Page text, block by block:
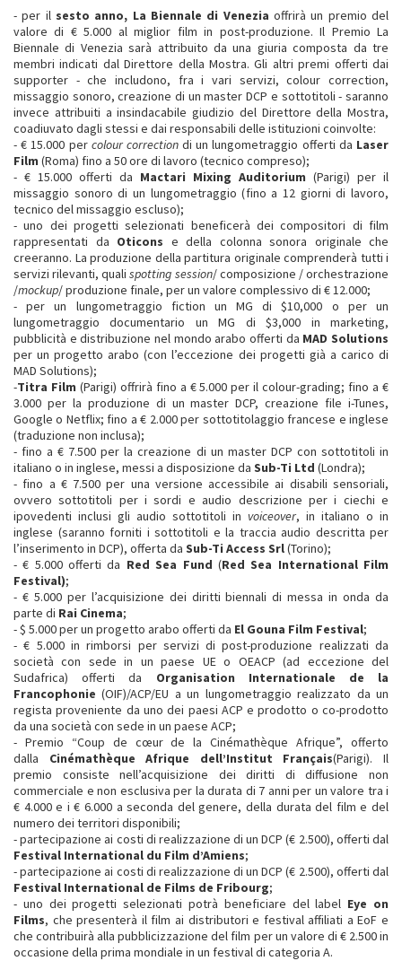
- per il sesto anno, La Biennale di Venezia offrirà un premio del
valore di € 5.000 al miglior film in post-produzione. Il Premio La
Biennale di Venezia sarà attribuito da una giuria composta da tre
membri indicati dal Direttore della Mostra. Gli altri premi offerti dai
supporter - che includono, fra i vari servizi, colour correction,
missaggio sonoro, creazione di un master DCP e sottotitoli - saranno
invece attribuiti a insindacabile giudizio del Direttore della Mostra,
coadiuvato dagli stessi e dai responsabili delle istituzioni coinvolte:
- € 15.000 per colour correctiondi un lungometraggio offerti da Laser
Film (Roma) fino a 50 ore di lavoro (tecnico compreso);
- € 15.000 offerti da Mactari Mixing Auditorium (Parigi) per il
missaggio sonoro di un lungometraggio (fino a 12 giorni di lavoro,
tecnico del missaggio escluso);
- uno dei progetti selezionati beneficerà dei compositori di film
rappresentati da Oticons e della colonna sonora originale che
creeranno. La produzione della partitura originale comprenderà tutti i
servizi rilevanti, qualispotting session/ composizione / orchestrazione
/mockup/ produzione finale, per un valore complessivo di € 12.000;
- per un lungometraggio fiction un MG di $10,000 o per un
lungometraggio documentario un MG di $3,000 in marketing,
pubblicità e distribuzione nel mondo arabo offerti da MAD Solutions
per un progetto arabo (con l’eccezione dei progetti già a carico di
MAD Solutions);
-Titra Film (Parigi) offrirà fino a € 5.000 per il colour-grading; fino a €
3.000 per la produzione di un master DCP, creazione file i-Tunes,
Google o Netflix; fino a € 2.000 per sottotitolaggio francese e inglese
(traduzione non inclusa);
- fino a € 7.500 per la creazione di un master DCP con sottotitoli in
italiano o in inglese, messi a disposizione da Sub-Ti Ltd (Londra);
- fino a € 7.500 per una versione accessibile ai disabili sensoriali,
ovvero sottotitoli per i sordi e audio descrizione per i ciechi e
ipovedenti inclusi gli audio sottotitoli in voiceover, in italiano o in
inglese (saranno forniti i sottotitoli e la traccia audio descritta per
l’inserimento in DCP), offerta da Sub-Ti Access Srl(Torino);
- € 5.000 offerti da Red Sea Fund (Red Sea International Film
Festival);
- € 5.000 per l’acquisizione dei diritti biennali di messa in onda da
parte di Rai Cinema;
- $ 5.000 per un progetto arabo offerti da El Gouna Film Festival;
- € 5.000 in rimborsi per servizi di post-produzione realizzati da
società con sede in un paese UE o OEACP (ad eccezione del
Sudafrica) offerti da Organisation Internationale de la
Francophonie (OIF)/ACP/EU a un lungometraggio realizzato da un
regista proveniente da uno dei paesi ACP e prodotto o co-prodotto
da una società con sede in un paese ACP;
- Premio “Coup de cœur de la Cinémathèque Afrique”, offerto
dalla Cinémathèque Afrique dell’Institut Français(Parigi). Il
premio consiste nell’acquisizione dei diritti di diffusione non
commerciale e non esclusiva per la durata di 7 anni per un valore tra i
€ 4.000 e i € 6.000 a seconda del genere, della durata del film e del
numero dei territori disponibili;
- partecipazione ai costi di realizzazione di un DCP (€ 2.500), offerti dal
Festival International du Film d’Amiens;
- partecipazione ai costi di realizzazione di un DCP (€ 2.500), offerti dal
Festival International de Films de Fribourg;
- uno dei progetti selezionati potrà beneficiare del label Eye on
Films, che presenterà il film ai distributori e festival affiliati a EoF e
che contribuirà alla pubblicizzazione del film per un valore di € 2.500 in
occasione della prima mondiale in un festival di categoria A.